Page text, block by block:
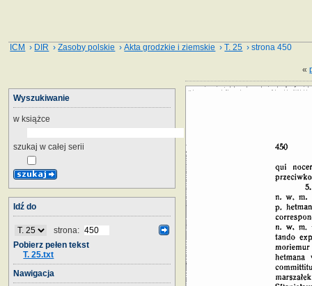
ICM › DIR ›Zasoby polskie ›Akta grodzkie i ziemskie ›T. 25 › strona 450
«
Wyszukiwanie
w książce
szukaj w całej serii
Idź do
strona:
Pobierz pełen tekst
T. 25.txt
Nawigacja